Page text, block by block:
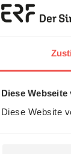
Diese
Diese Website
Dein